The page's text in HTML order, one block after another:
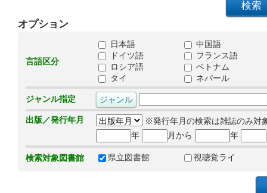
オプション
言語区分
日本語
中国語
ドイツ語
フランス語
ロシア語
ベトナム
タイ
ネパール
ジャンル指定
出版／発行年月
※発行年月の検索は雑誌のみ対
年
月から 年
検索対象図書館 県立図書館 視聴覚ライ